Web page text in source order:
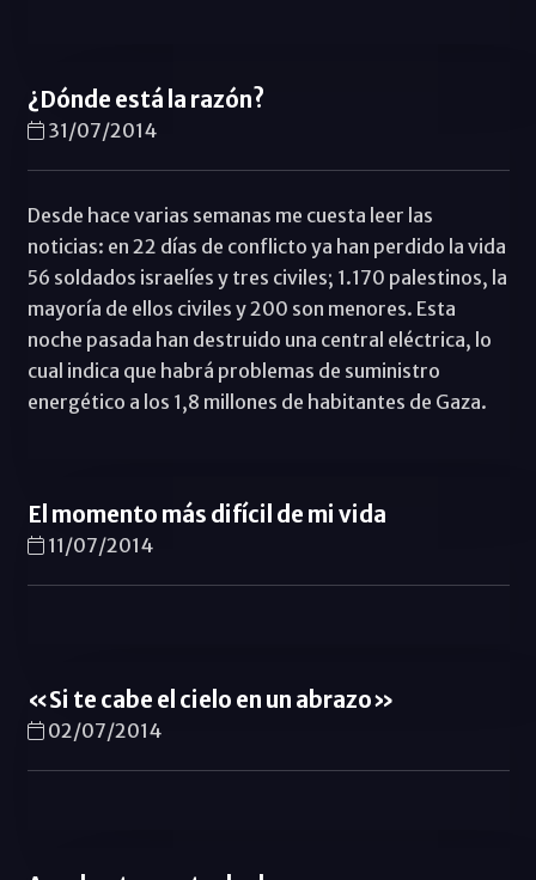
¿Dónde está la razón?
31/07/2014
Desde hace varias semanas me cuesta leer las
noticias: en 22 días de conflicto ya han perdido la vida
56 soldados israelíes y tres civiles; 1.170 palestinos, la
mayoría de ellos civiles y 200 son menores. Esta
noche pasada han destruido una central eléctrica, lo
cual indica que habrá problemas de suministro
energético a los 1,8 millones de habitantes de Gaza.
El momento más difícil de mi vida
11/07/2014
«Si te cabe el cielo en un abrazo»
02/07/2014